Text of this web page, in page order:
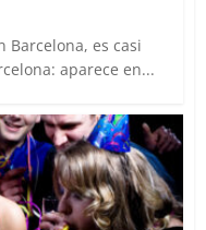
Barcelona, es casi
aparece en...